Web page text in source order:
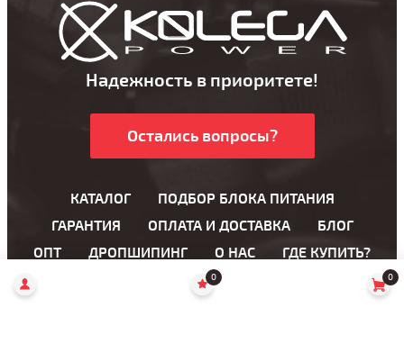
0 0
Надежность в приоритете!
Остались вопросы?
КАТАЛОГ
ПОДБОР БЛОКА ПИТАНИЯ
ГАРАНТИЯ
ОПЛАТА И ДОСТАВКА
БЛОГ
ОПТ
ДРОПШИПИНГ О НАС ГДЕ КУПИТЬ?
Блоки питания для ноутбука